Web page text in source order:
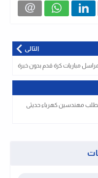
التالى
مهندسين كهرباء حديثى